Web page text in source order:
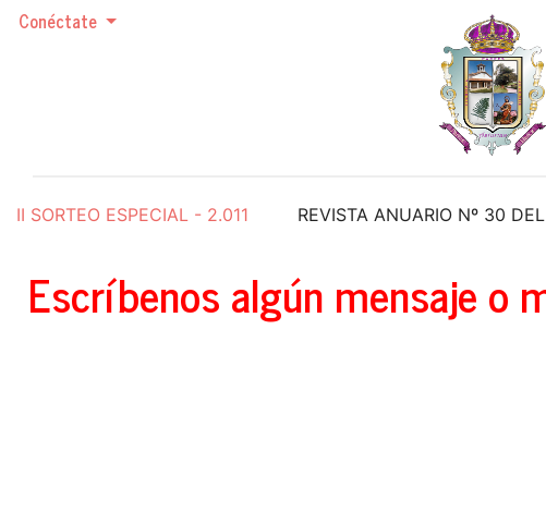
Conéctate
II SORTEO ESPECIAL - 2.011 REVISTA ANUARIO Nº 30 DEL
Escríbenos algún mensaje o